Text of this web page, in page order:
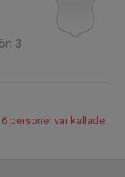
3
personer var kallade.